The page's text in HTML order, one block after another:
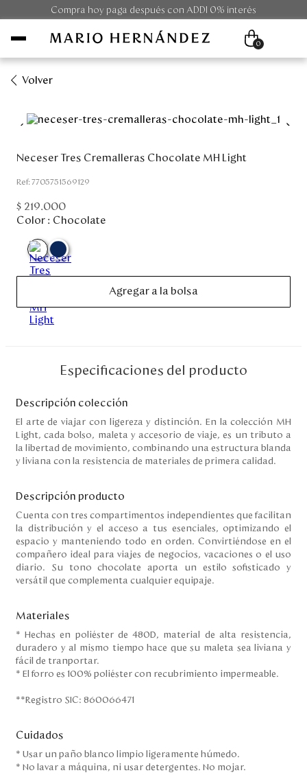
Compra hoy paga después con ADDI 0% interés
Unisex
Viaje
Colecciones
Disney
Mi cuenta
Blog
Servicio al cliente
Colombia
Costa Rica
Panamá
USA
Venezuela
0
Volver
Neceser Tres Cremalleras Chocolate MH Light
:7705751569129
$ 219.000
Color : Chocolate
Agregar a la bolsa
Especificaciones del producto
Descripción colección
El arte de viajar con ligereza y distinción. En la colección MH
Light, cada bolso, maleta y accesorio de viaje, es un tributo a
la libertad de movimiento, combinando una estructura blanda
y liviana con la resistencia de materiales de primera calidad.
Descripción producto
Cuenta con tres compartimentos independientes que facilitan
la distribución y el acceso a tus esenciales, optimizando el
espacio y manteniendo todo en orden. Convirtiéndose en el
compañero ideal para viajes de negocios, vacaciones o el uso
diario. Su tono chocolate aporta un estilo sofisticado y
versátil que complementa cualquier equipaje.
Materiales
* Hechas en poliéster de 480D, material de alta resistencia,
duradero y al mismo tiempo hace que su maleta sea liviana y
fácil de tranportar.
* El forro es 100% poliéster con recubrimiento impermeable.
**Registro SIC: 860066471
Cuidados
* Usar un paño blanco limpio ligeramente húmedo.
* No lavar a máquina, ni usar detergentes. No mojar.